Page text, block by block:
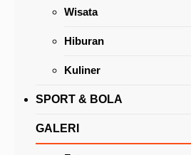
Wisata
Hiburan
Kuliner
SPORT & BOLA
GALERI